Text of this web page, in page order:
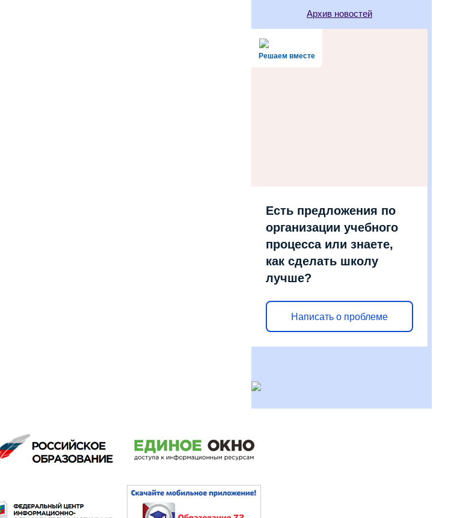
Архив новостей
Решаем вместе
Есть предложения по
организации учебного
процесса или знаете,
как сделать школу
лучше?
Написать о проблеме